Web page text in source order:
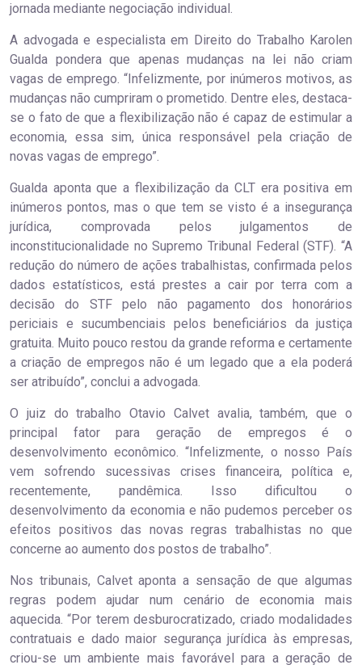
jornada mediante negociação individual.
A advogada e especialista em Direito do Trabalho Karolen
Gualda pondera que apenas mudanças na lei não criam
vagas de emprego. “Infelizmente, por inúmeros motivos, as
mudanças não cumpriram o prometido. Dentre eles, destaca-
se o fato de que a flexibilização não é capaz de estimular a
economia, essa sim, única responsável pela criação de
novas vagas de emprego”.
Gualda aponta que a flexibilização da CLT era positiva em
inúmeros pontos, mas o que tem se visto é a insegurança
jurídica, comprovada pelos julgamentos de
inconstitucionalidade no Supremo Tribunal Federal (STF). “A
redução do número de ações trabalhistas, confirmada pelos
dados estatísticos, está prestes a cair por terra com a
decisão do STF pelo não pagamento dos honorários
periciais e sucumbenciais pelos beneficiários da justiça
gratuita. Muito pouco restou da grande reforma e certamente
a criação de empregos não é um legado que a ela poderá
ser atribuído”, conclui a advogada.
O juiz do trabalho Otavio Calvet avalia, também, que o
principal fator para geração de empregos é o
desenvolvimento econômico. “Infelizmente, o nosso País
vem sofrendo sucessivas crises financeira, política e,
recentemente, pandêmica. Isso dificultou o
desenvolvimento da economia e não pudemos perceber os
efeitos positivos das novas regras trabalhistas no que
concerne ao aumento dos postos de trabalho”.
Nos tribunais, Calvet aponta a sensação de que algumas
regras podem ajudar num cenário de economia mais
aquecida. “Por terem desburocratizado, criado modalidades
contratuais e dado maior segurança jurídica às empresas,
criou-se um ambiente mais favorável para a geração de